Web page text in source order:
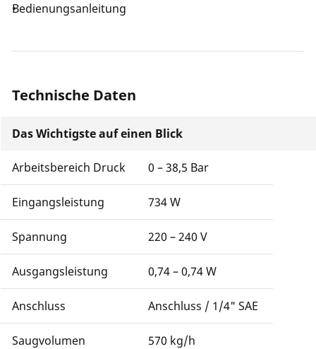
Bedienungsanleitung
Technische Daten
Das Wichtigste auf einen Blick
Arbeitsbereich Druck 0 – 38,5 Bar
Eingangsleistung 734 W
Spannung 220 – 240 V
Ausgangsleistung 0,74 – 0,74 W
Anschluss Anschluss / 1/4" SAE
Saugvolumen 570 kg/h